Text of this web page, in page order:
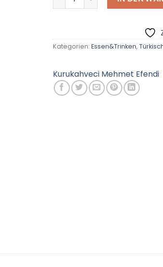
Kategorien: Essen&Trinken,
Kurukahveci Mehmet Efendi